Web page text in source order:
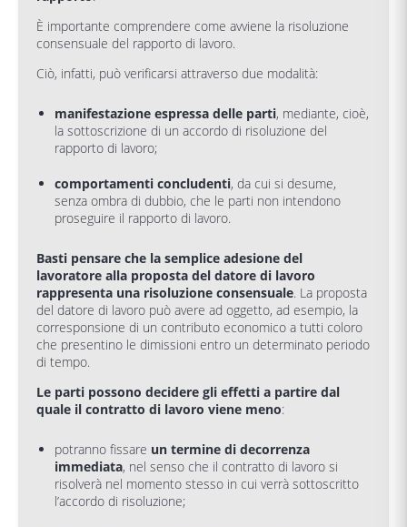
È importante comprendere come avviene la risoluzione
consensuale del rapporto di lavoro.
Ciò, infatti, può verificarsi attraverso due modalità:
manifestazione espressa delle parti, mediante, cioè,
la sottoscrizione di un accordo di risoluzione del
rapporto di lavoro;
comportamenti concludenti, da cui si desume,
senza ombra di dubbio, che le parti non intendono
proseguire il rapporto di lavoro.
Basti pensare che la semplice adesione del
lavoratore alla proposta del datore di lavoro
rappresenta una risoluzione consensuale. La proposta
del datore di lavoro può avere ad oggetto, ad esempio, la
corresponsione di un contributo economico a tutti coloro
che presentino le dimissioni entro un determinato periodo
di tempo.
Le parti possono decidere gli effetti a partire dal
quale il contratto di lavoro viene meno:
potranno fissare un termine di decorrenza
immediata, nel senso che il contratto di lavoro si
risolverà nel momento stesso in cui verrà sottoscritto
l’accordo di risoluzione;